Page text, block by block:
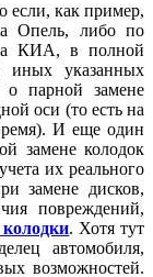
если, как пример,
Опель, либо по
КИА, в полной
иных указанных
о парной замене
оси (то есть на
И еще один
замене колодок
их реального
замене дисков,
повреждений,
. Хотя тут
автомобиля,
возможностей.